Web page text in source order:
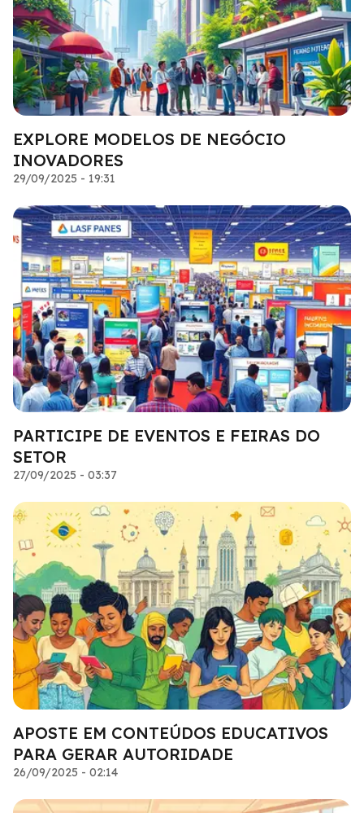
EXPLORE MODELOS DE NEGÓCIO
INOVADORES
29/09/2025 - 19:31
PARTICIPE DE EVENTOS E FEIRAS DO
SETOR
27/09/2025 - 03:37
APOSTE EM CONTEÚDOS EDUCATIVOS
PARA GERAR AUTORIDADE
26/09/2025 - 02:14